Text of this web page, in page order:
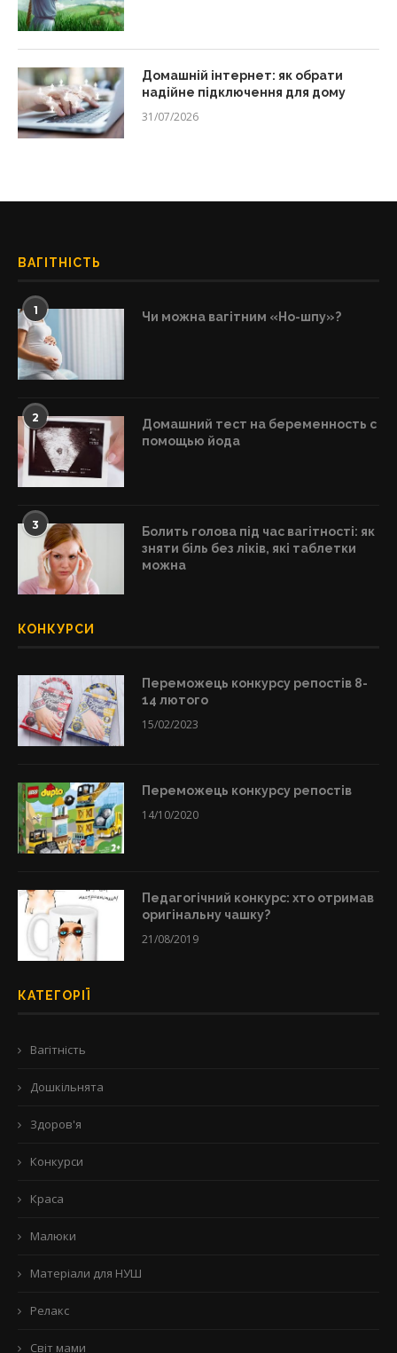
Домашній інтернет: як обрати
надійне підключення для дому
31/07/2026
ВАГІТНІСТЬ
1 Чи можна вагітним «Но-шпу»?
2
Домашний тест на беременность с
помощью йода
3
Болить голова під час вагітності: як
зняти біль без ліків, які таблетки
можна
КОНКУРСИ
Переможець конкурсу репостів 8-
14 лютого
15/02/2023
Переможець конкурсу репостів
14/10/2020
Педагогічний конкурс: хто отримав
оригінальну чашку?
21/08/2019
КАТЕГОРІЇ
Вагітність
Дошкільнята
Здоров'я
Конкурси
Краса
Малюки
Матеріали для НУШ
Релакс
Світ мами